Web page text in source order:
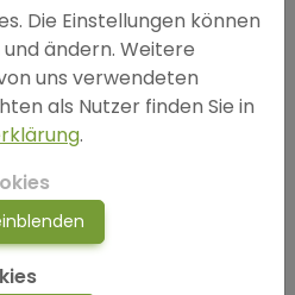
von Ereignissen wird in
Entscheidung, und er
für zahlreiche
Begegnungen und
kein Mensch je so
Genius, Macht und
Die Einstellungen können
ändern. Weitere
uns verwendeten
als Nutzer finden Sie in
.